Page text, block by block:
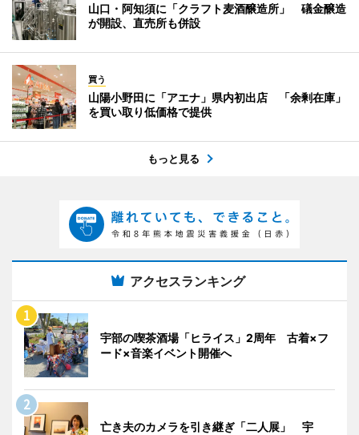
山口・阿知須に「クラフト麦酒醸造所」 礒金醸造
が開設、直売所も併設
買う
山陽小野田に「アエナ」県内初出店 「余剰在庫」
を買い取り低価格で提供
もっと見る
アクセスランキング
宇部の喫茶酒場「ヒライス」2周年 古着×フ
ード×音楽イベント開催へ
亡き夫のカメラを引き継ぎ「二人展」 宇